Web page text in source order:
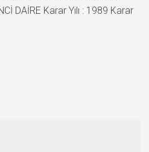
DAİRE Karar Yılı : 1989 Karar